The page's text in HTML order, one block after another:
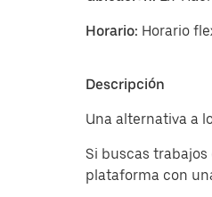
Horario: Horario
Descripción
Una alternativa a
Si buscas
plataforma con